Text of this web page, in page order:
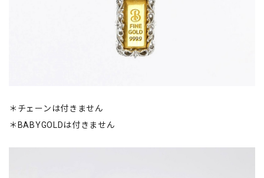
＊チェーンは付きません
＊BABYGOLDは付きません